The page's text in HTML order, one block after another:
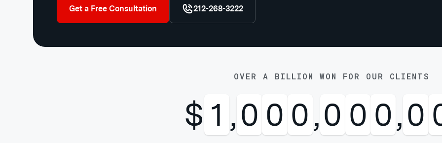
Get a Free Consultation 212-268-3222
OVER A BILLION WON FOR OUR CLIENTS
$ 1 ,0 0 0,0 0 0,0